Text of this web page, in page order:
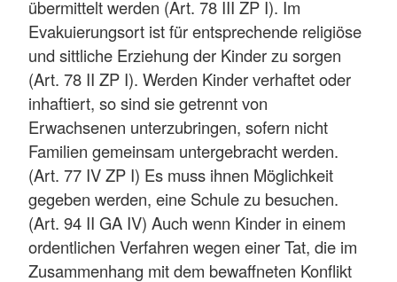
übermittelt werden (Art. 78 III ZP I). Im
Evakuierungsort ist für entsprechende religiöse
und sittliche Erziehung der Kinder zu sorgen
(Art. 78 II ZP I). Werden Kinder verhaftet oder
inhaftiert, so sind sie getrennt von
Erwachsenen unterzubringen, sofern nicht
Familien gemeinsam untergebracht werden.
(Art. 77 IV ZP I) Es muss ihnen Möglichkeit
gegeben werden, eine Schule zu besuchen.
(Art. 94 II GA IV) Auch wenn Kinder in einem
ordentlichen Verfahren wegen einer Tat, die im
Zusammenhang mit dem bewaffneten Konflikt